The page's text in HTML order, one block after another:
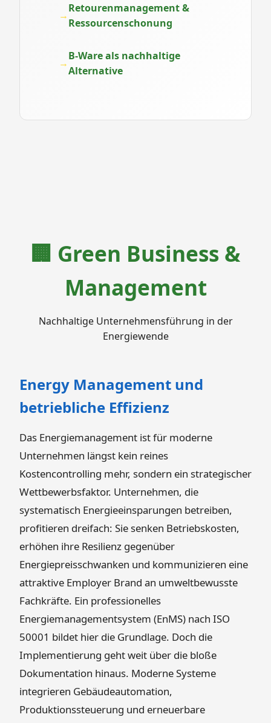
Retourenmanagement &
Ressourcenschonung
B-Ware als nachhaltige
Alternative
🏢 Green Business &
Management
Nachhaltige Unternehmensführung in der
Energiewende
Energy Management und
betriebliche Effizienz
Das Energiemanagement ist für moderne
Unternehmen längst kein reines
Kostencontrolling mehr, sondern ein strategischer
Wettbewerbsfaktor. Unternehmen, die
systematisch Energieeinsparungen betreiben,
profitieren dreifach: Sie senken Betriebskosten,
erhöhen ihre Resilienz gegenüber
Energiepreisschwanken und kommunizieren eine
attraktive Employer Brand an umweltbewusste
Fachkräfte. Ein professionelles
Energiemanagementsystem (EnMS) nach ISO
50001 bildet hier die Grundlage. Doch die
Implementierung geht weit über die bloße
Dokumentation hinaus. Moderne Systeme
integrieren Gebäudeautomation,
Produktionssteuerung und erneuerbare